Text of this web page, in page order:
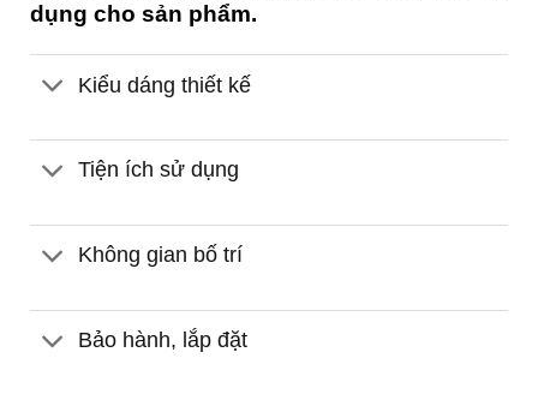
dụng cho sản phẩm.
Kiểu dáng thiết kế
Tiện ích sử dụng
Không gian bố trí
Bảo hành, lắp đặt